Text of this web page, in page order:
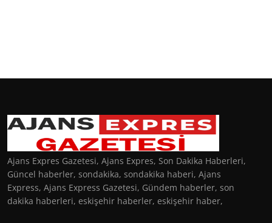
Ajans Expres Gazetesi, Ajans Expres, Son Dakika Haberleri,
Güncel haberler, sondakika, sondakika haberi, Ajans
Express, Ajans Express Gazetesi, Gündem haberler, son
dakika haberleri, eskişehir haberler, eskişehir haber,